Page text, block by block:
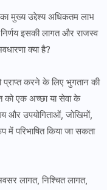
मुख्य उद्देश्य अधिकतम लाभ
इसकी लागत और राजस्व
क्या है?
प्राप्त करने के लिए भुगतान की
को एक अच्छा या सेवा के
और उपयोगिताओं, जोखिमों,
परिभाषित किया जा सकता
लागत, निश्चित लागत,